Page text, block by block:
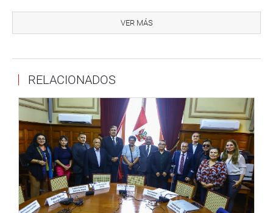
Puede encontrar más información en nuestra página web
y redes sociales.
Twitter: https://twitter.com/congresoperu
Soundcloud:https://soundcloud.com/radiocongreso
VER MÁS
RELACIONADOS